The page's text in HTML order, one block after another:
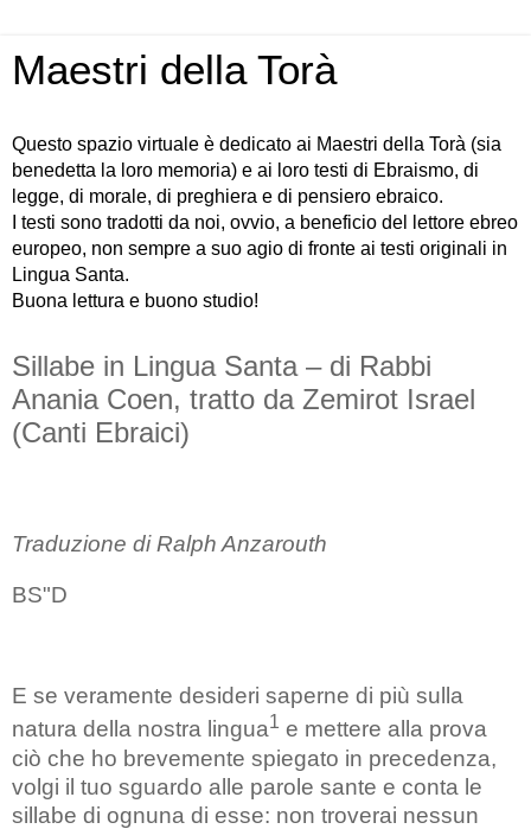
Maestri della Torà
Questo spazio virtuale è dedicato ai Maestri della Torà (sia
benedetta la loro memoria) e ai loro testi di Ebraismo, di
legge, di morale, di preghiera e di pensiero ebraico.
I testi sono tradotti da noi, ovvio, a beneficio del lettore ebreo
europeo, non sempre a suo agio di fronte ai testi originali in
Lingua Santa.
Buona lettura e buono studio!
Sillabe in Lingua Santa – di Rabbi
Anania Coen, tratto da Zemirot Israel
(Canti Ebraici)
Traduzione di Ralph Anzarouth
BS"D
E se veramente desideri saperne di più sulla
natura della nostra lingua1 e mettere alla prova
ciò che ho brevemente spiegato in precedenza,
volgi il tuo sguardo alle parole sante e conta le
sillabe di ognuna di esse: non troverai nessun